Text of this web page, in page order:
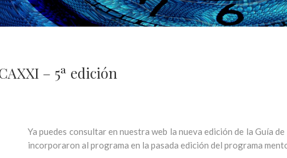
– 5ª edición
Ya puedes consultar en nuestra web la nueva edición de la Guía
incorporaron al programa en la pasada edición del programa